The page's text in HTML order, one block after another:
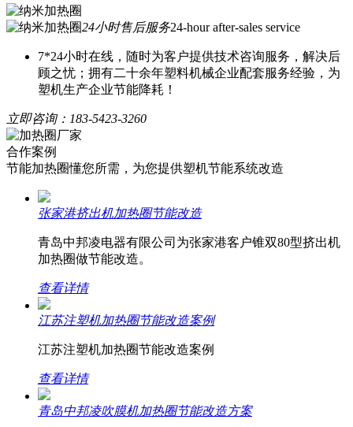
24小时售后服务24-hour after-sales service
7*24小时在线，随时为客户提供技术咨询服务，解决后
顾之忧；拥有二十余年塑料机械企业配套服务经验，为
塑机生产企业节能降耗！
立即咨询： 183-5423-3260
合作案例
节能加热圈懂您所需，为您提供塑机节能系统改造
张家港挤出机加热圈节能改造
青岛中邦凌电器有限公司为张家港客户锥双80型挤出机
加热圈做节能改造。
查看详情
江苏注塑机加热圈节能改造案例
江苏注塑机加热圈节能改造案例
查看详情
青岛中邦凌吹膜机加热圈节能改造方案